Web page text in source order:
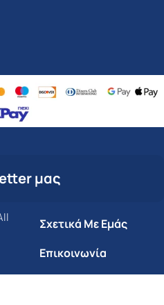
μας
Σχετικά Με Εμάς
Επικοινωνία